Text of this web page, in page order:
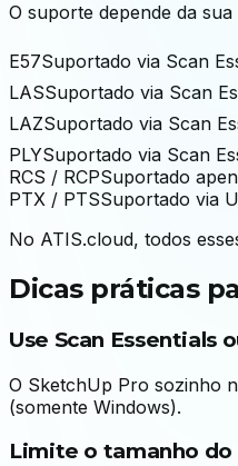
O suporte depende da
E57Suportado via Scan
LASSuportado via Scan
LAZSuportado via Scan
PLYSuportado via Scan
RCS / RCPSuportado
PTX / PTSSuportado via
No ATIS.cloud, todos
Dicas práticas
Use Scan Essentials
O SketchUp Pro sozinho
(somente Windows).
Limite o tamanho